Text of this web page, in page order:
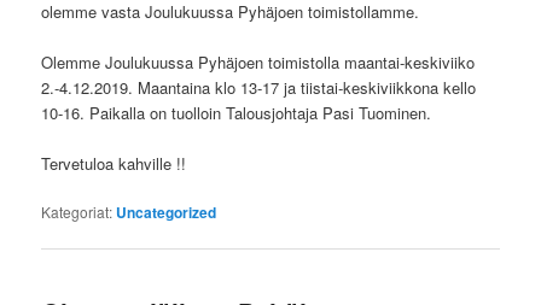
olemme vasta Joulukuussa Pyhäjoen toimistollamme.
Olemme Joulukuussa Pyhäjoen toimistolla maantai-keskiviiko
2.-4.12.2019. Maantaina klo 13-17 ja tiistai-keskiviikkona kello
10-16. Paikalla on tuolloin Talousjohtaja Pasi Tuominen.
Tervetuloa kahville !!
Kategoriat: Uncategorized